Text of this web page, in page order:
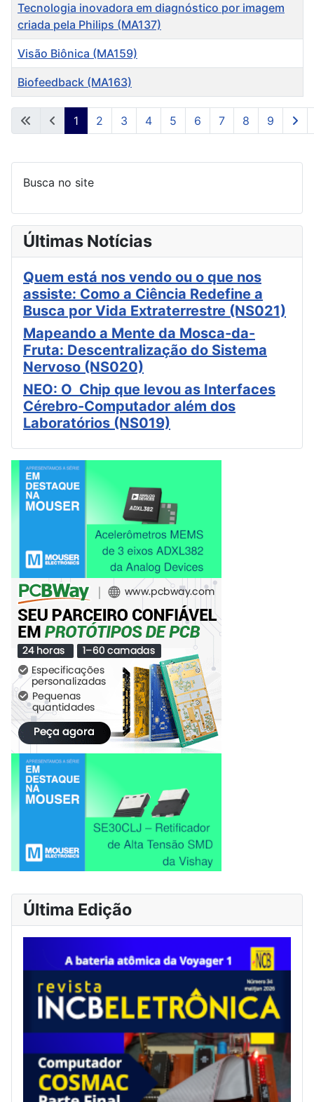
Artigos
Tecnologia inovadora em diagnóstico por imagem
criada pela Philips (MA137)
Visão Biônica (MA159)
Biofeedback (MA163)
Página 1 de 9
1 2 3 4 5 6 7 8 9
Busca no site
Últimas Notícias
Quem está nos vendo ou o que nos
assiste: Como a Ciência Redefine a
Busca por Vida Extraterrestre (NS021)
Mapeando a Mente da Mosca-da-
Fruta: Descentralização do Sistema
Nervoso (NS020)
NEO: O Chip que levou as Interfaces
Cérebro-Computador além dos
Laboratórios (NS019)
Última Edição